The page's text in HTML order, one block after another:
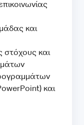
και
στόχους και
και